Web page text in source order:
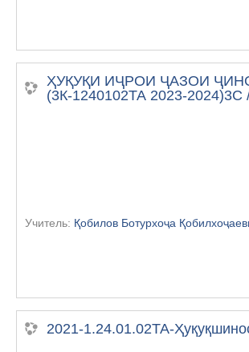
ҲУҚУҚИ ИҶРОИ ҶАЗОИ
(3К-1240102ТА 2023-2024)3С
Учитель: Қобилов Ботурхоҷа
2021-1.24.01.02ТА-